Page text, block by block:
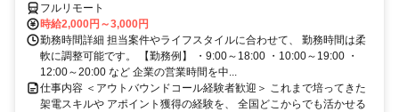
フルリモート
時給2,000円～3,000円
勤務時間詳細 担当案件やライフスタイルに合わせて、 勤務時間は柔
軟に調整可能です。 【勤務例】 ・9:00～18:00 ・10:00～19:00 ・
12:00～20:00 など 企業の営業時間を中...
仕事内容 ＜アウトバウンドコール経験者歓迎＞ これまで培ってきた
架電スキルや アポイント獲得の経験を、 全国どこからでも活かせる